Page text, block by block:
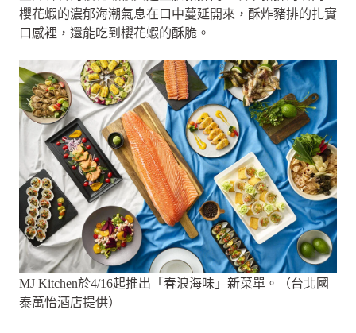
櫻花蝦的濃郁海潮氣息在口中蔓延開來，酥炸豬排的扎實
口感裡，還能吃到櫻花蝦的酥脆。
MJ Kitchen於4/16起推出「春浪海味」新菜單。（台北國
泰萬怡酒店提供）